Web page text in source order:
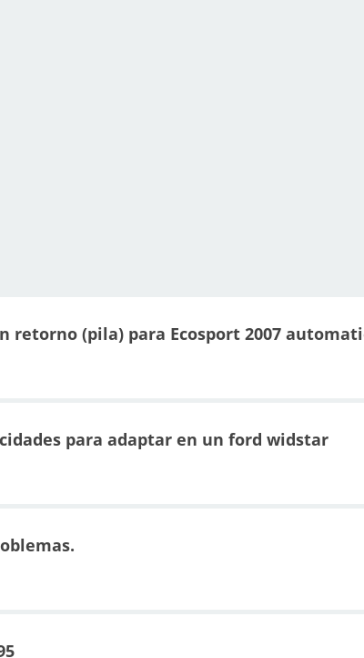
retorno (pila) para Ecosport 2007
para adaptar en un ford widstar